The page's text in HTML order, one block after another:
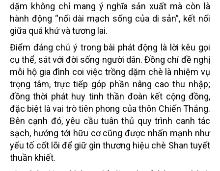
dặm không chỉ mang ý nghĩa sản xuất mà còn là
hành động “nối dài mạch sống của di sản”, kết nối
giữa quá khứ và tương lai.
Điểm đáng chú ý trong bài phát động là lời kêu gọi
cụ thể, sát với đời sống người dân. Đồng chí đề nghị
mỗi hộ gia đình coi việc trồng dặm chè là nhiệm vụ
trọng tâm, trực tiếp góp phần nâng cao thu nhập;
đồng thời phát huy tinh thần đoàn kết cộng đồng,
đặc biệt là vai trò tiên phong của thôn Chiến Thắng.
Bên cạnh đó, yêu cầu tuân thủ quy trình canh tác
sạch, hướng tới hữu cơ cũng được nhấn mạnh như
yếu tố cốt lõi để giữ gìn thương hiệu chè Shan tuyết
thuần khiết.